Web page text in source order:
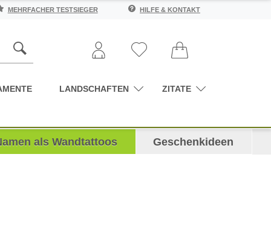
MEHRFACHER TESTSIEGER HILFE & KONTAKT
LANDSCHAFTEN ZITATE
als Wandtattoos Geschenkideen